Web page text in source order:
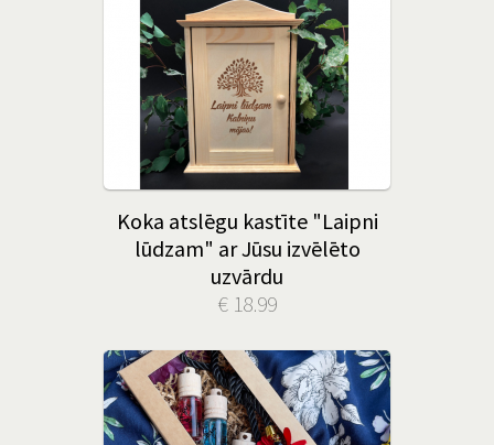
Koka atslēgu kastīte "Laipni
lūdzam" ar Jūsu izvēlēto
uzvārdu
€ 18.99